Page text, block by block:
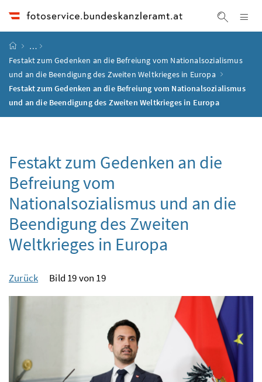
Suche
Startseite
…
Festakt zum Gedenken an die Befreiung vom Nationalsozialismus
und an die Beendigung des Zweiten Weltkrieges in Europa
Festakt zum Gedenken an die Befreiung vom Nationalsozialismus
und an die Beendigung des Zweiten Weltkrieges in Europa
Festakt zum Gedenken an die
Befreiung vom
Nationalsozialismus und an die
Beendigung des Zweiten
Weltkrieges in Europa
Zurück Bild 19 von 19